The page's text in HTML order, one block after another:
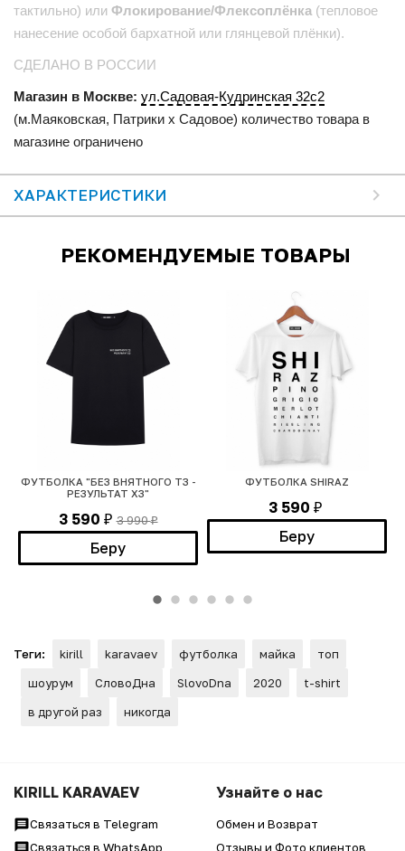
тактильно) или Флокирование/Флексоплёнка (тепловое
нанесение особой бархатной или глянцевой плёнки).
СДЕЛАНО В РОССИИ
Магазин в Москве: ул.Садовая-Кудринская 32с2
(м.Маяковская, Патрики x Садовое) количество товара в
магазине ограничено
ХАРАКТЕРИСТИКИ
РЕКОМЕНДУЕМЫЕ ТОВАРЫ
ФУТБОЛКА "БЕЗ ВНЯТНОГО ТЗ -
РЕЗУЛЬТАТ ХЗ"
3 590 ₽ 3 990₽
Беру
ФУТБОЛКА SHIRAZ
3 590 ₽
Беру
Теги: kirill karavaev футболка майка
топ
шоурум
СловоДна SlovoDna 2020
t-shirt
в другой раз
никогда
KIRILL KARAVAEV
Связаться в Telegram
Связаться в WhatsApp
Узнайте о нас
Обмен и Возврат
Отзывы и Фото клиентов